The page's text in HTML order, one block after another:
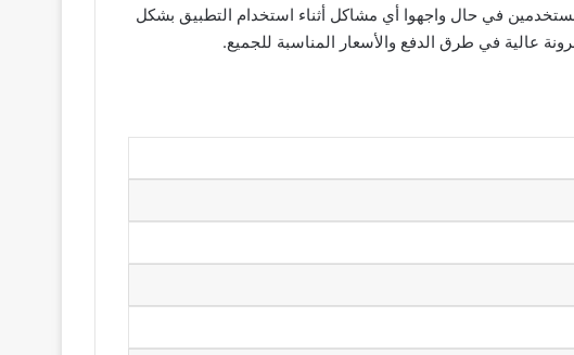
في حال واجهوا أي مشاكل أثناء استخدام التطبيق بشكل
عالية في طرق الدفع والأسعار المناسبة للجميع.